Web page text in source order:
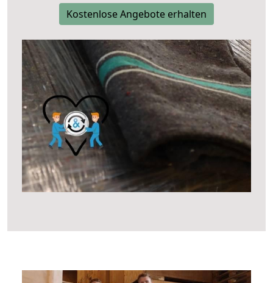
Kostenlose Angebote erhalten